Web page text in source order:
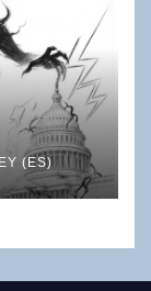
(ES)